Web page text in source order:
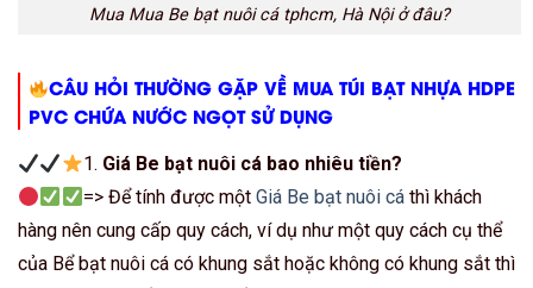
Mua Mua Be bạt nuôi cá tphcm, Hà Nội ở đâu?
CÂU HỎI THƯỜNG GẶP VỀ MUA TÚI BẠT NHỰA HDPE
PVC CHỨA NƯỚC NGỌT SỬ DỤNG
1. Giá Be bạt nuôi cá bao nhiêu tiền?
=> Để tính được một Giá Be bạt nuôi cáthì khách
hàng nên cung cấp quy cách, ví dụ như một quy cách cụ thể
của Bể bạt nuôi cá có khung sắt hoặc không có khung sắt thì